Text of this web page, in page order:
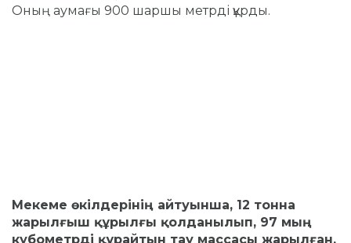
Оның аумағы 900 шаршы метрді құрды.
Мекеме өкілдерінің айтуынша, 12 тонна
жарылғыш құрылғы қолданылып, 97 мың
кубометрді құрайтын тау массасы жарылған.